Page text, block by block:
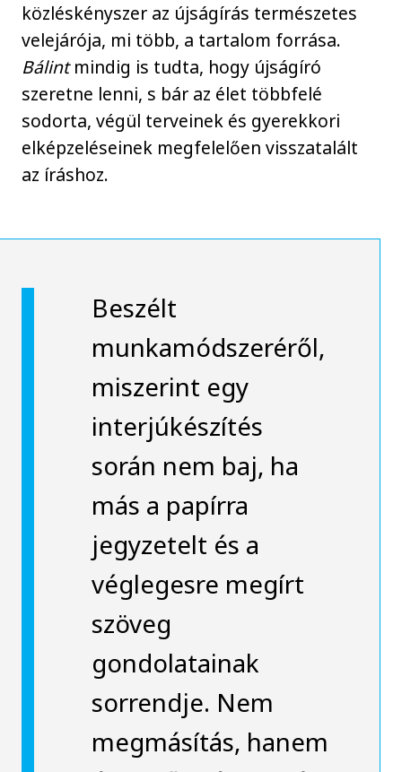
közléskényszer az újságírás természetes
velejárója, mi több, a tartalom forrása.
Bálintmindig is tudta, hogy újságíró
szeretne lenni, s bár az élet többfelé
sodorta, végül terveinek és gyerekkori
elképzeléseinek megfelelően visszatalált
az íráshoz.
Beszélt
munkamódszeréről,
miszerint egy
interjúkészítés
során nem baj, ha
más a papírra
jegyzetelt és a
véglegesre megírt
szöveg
gondolatainak
sorrendje. Nem
megmásítás, hanem